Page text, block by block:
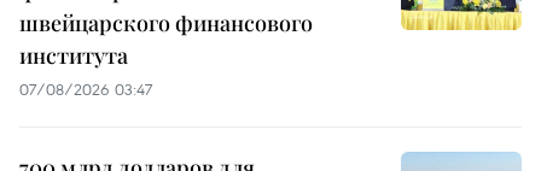
швейцарского финансового
института
07/08/2026 03:47